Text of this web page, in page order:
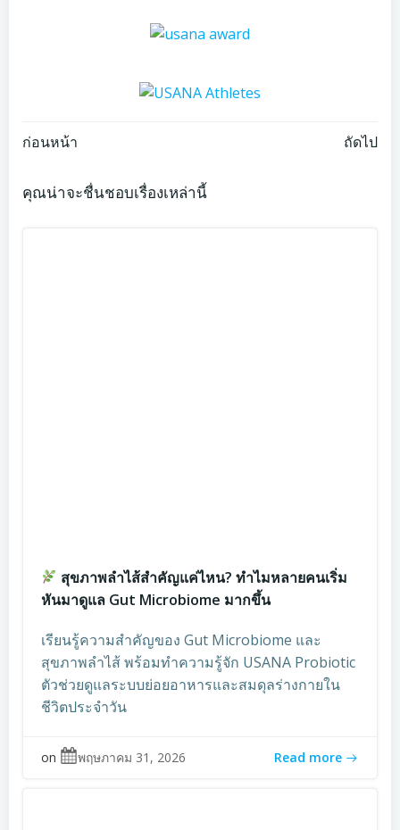
Post
navigation
ก่อนหน้า
navigation
ถัดไป
คุณน่าจะชื่นชอบเรื่องเหล่านี้
สุขภาพลำไส้สำคัญแค่ไหน? ทำไมหลายคนเริ่ม
หันมาดูแล Gut Microbiome มากขึ้น
เรียนรู้ความสำคัญของ Gut Microbiome และ
สุขภาพลำไส้ พร้อมทำความรู้จัก USANA Probiotic
ตัวช่วยดูแลระบบย่อยอาหารและสมดุลร่างกายใน
ชีวิตประจำวัน
on พฤษภาคม 31, 2026 Read more